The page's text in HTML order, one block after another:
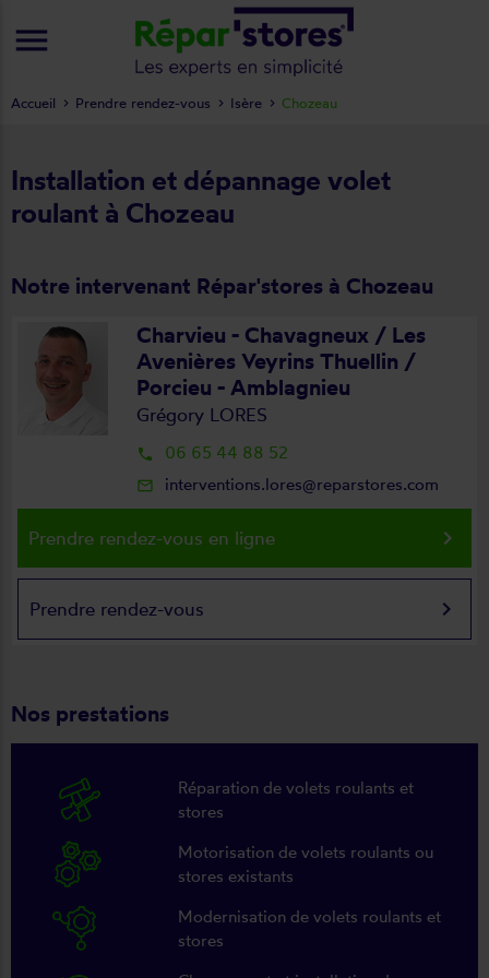
Installation et dépannage volet
roulant à Chozeau
Notre intervenant Répar'stores à Chozeau
Charvieu - Chavagneux / Les
Avenières Veyrins Thuellin /
Porcieu - Amblagnieu
Grégory LORES
local_phone 06 65 44 88 52
mail_outline interventions.lores@reparstores.com
Prendre rendez-vous en ligne keyboard_arrow_right
Prendre rendez-vous keyboard_arrow_right
Nos prestations
Réparation de volets roulants et
stores
Motorisation de volets roulants ou
stores existants
Modernisation de volets roulants et
stores
Accueil Prendre rendez-vous Isère Chozeau
menu